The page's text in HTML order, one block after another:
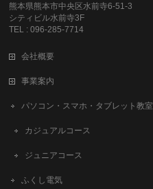
熊本県熊本市中央区水前寺6-51-3
シティビル水前寺3F
TEL : 096-285-7714
会社概要
事業案内
パソコン・スマホ・タブレット教室
カジュアルコース
ジュニアコース
ふくし電気